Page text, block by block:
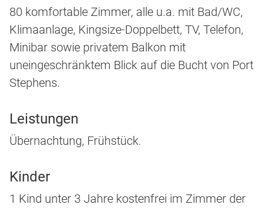
80 komfortable Zimmer, alle u.a. mit Bad/WC,
Klimaanlage, Kingsize-Doppelbett, TV, Telefon,
Minibar sowie privatem Balkon mit
uneingeschränktem Blick auf die Bucht von Port
Stephens.
Leistungen
Übernachtung, Frühstück.
Kinder
1 Kind unter 3 Jahre kostenfrei im Zimmer der